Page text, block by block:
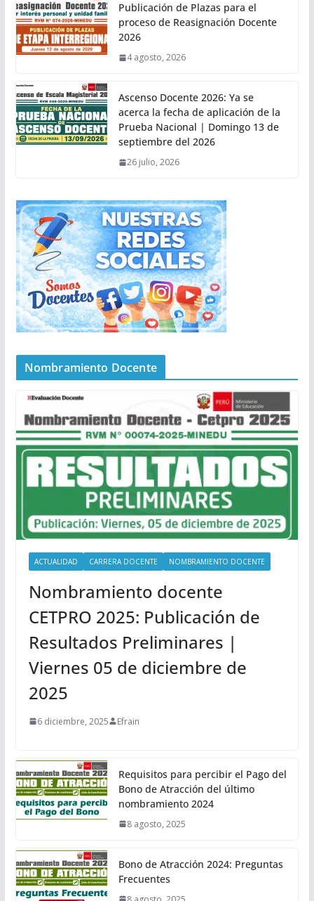
Publicación de Plazas para el
proceso de Reasignación Docente
2026
4 agosto, 2026
Ascenso Docente 2026: Ya se
acerca la fecha de aplicación de la
Prueba Nacional | Domingo 13 de
septiembre del 2026
26 julio, 2026
Nombramiento Docente
ACTUALIDAD CARRERA DOCENTE NOMBRAMIENTO DOCENTE
Nombramiento docente
CETPRO 2025: Publicación de
Resultados Preliminares |
Viernes 05 de diciembre de
2025
6 diciembre, 2025 Efrain
Requisitos para percibir el Pago del
Bono de Atracción del último
nombramiento 2024
8 agosto, 2025
Bono de Atracción 2024: Preguntas
Frecuentes